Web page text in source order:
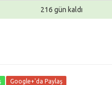
216 gün kaldı
Google+'da Paylaş